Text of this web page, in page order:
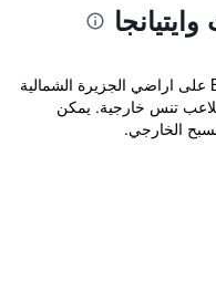
يقع Beachside Resort Motel Whitianga على اراضي الجزيرة الشمالية
إلى ملاعب تنس خارجية. يمكن
الخارجي.